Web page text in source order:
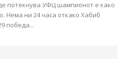
потекнува УФЦ шампионот е како
Нема ни 24 часа откако Хабиб
победа...